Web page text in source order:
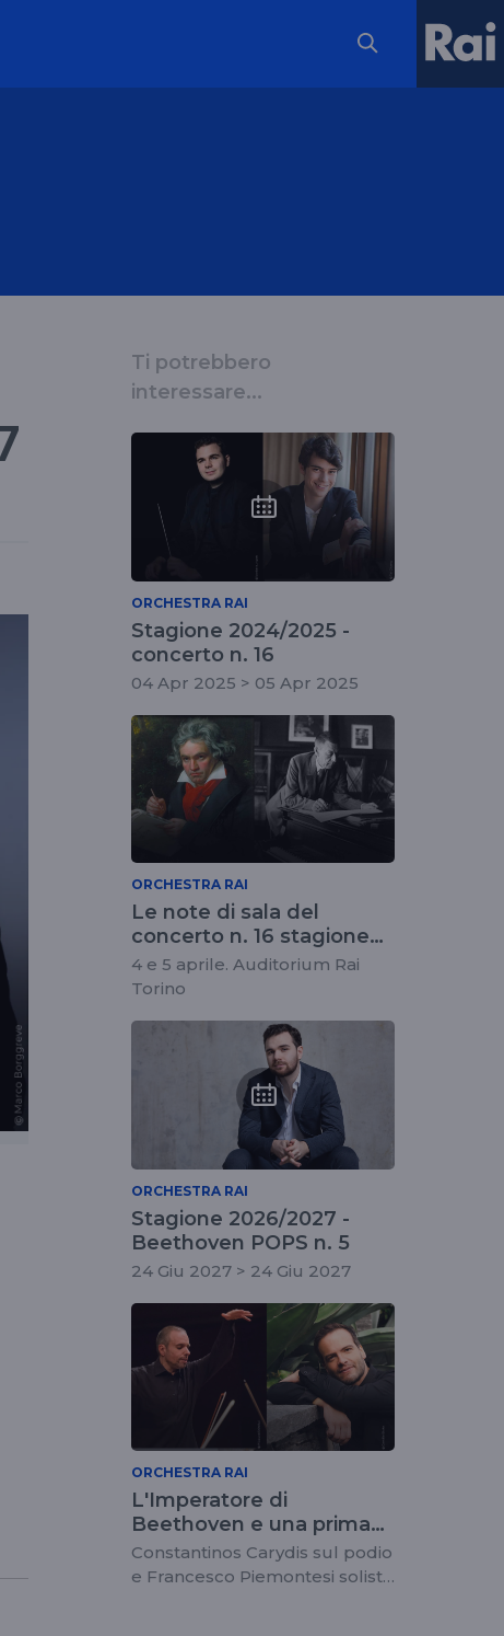
Ti potrebbero
interessare...
ORCHESTRA RAI
Stagione 2024/2025 -
concerto n. 16
04 Apr 2025 > 05 Apr 2025
ORCHESTRA RAI
Le note di sala del
concerto n. 16 stagione
2024/2025
4 e 5 aprile. Auditorium Rai
Torino
ORCHESTRA RAI
Stagione 2026/2027 -
Beethoven POPS n. 5
24 Giu 2027 > 24 Giu 2027
ORCHESTRA RAI
L'Imperatore di
Beethoven e una prima
italiana di Borboudakis
per l'Orchestra Rai
Constantinos Carydis sul podio
e Francesco Piemontesi solista